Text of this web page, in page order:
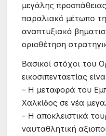
µεγάλης
παραλιακό µέτωπο
αναπτυξιακό
οριοθέτηση
Βασικοί στόχοι του
εικοσιπενταετίας
– Η µεταφορά του
Χαλκίδος σε νέα
– Η αποκλειστικά
ναυταθλητική